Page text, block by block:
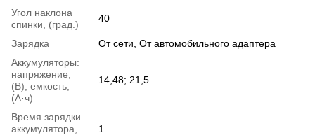
Угол наклона
спинки, (град.)
40
Зарядка
От сети, От автомобильного адаптера
Аккумуляторы:
напряжение,
(В); емкость,
(А·ч)
14,48; 21,5
Время зарядки
аккумулятора,
1